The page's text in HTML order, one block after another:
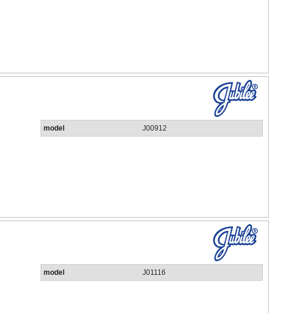
model J00912
model J01116